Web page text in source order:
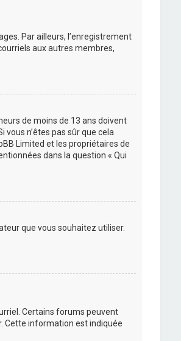
Par ailleurs, l’enregistrement
aux autres membres,
de moins de 13 ans doivent
n’êtes pas sûr que cela
Limited et les propriétaires de
dans la question « Qui
que vous souhaitez utiliser.
Certains forums peuvent
Cette information est indiquée